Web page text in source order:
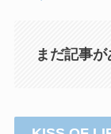
まだ記事が